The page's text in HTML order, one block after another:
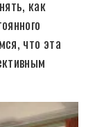
как
что эта